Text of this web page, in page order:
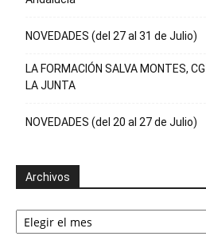
NOVEDADES (del 27 al 31 de Julio)
LA FORMACIÓN SALVA MONTES,
LA JUNTA
NOVEDADES (del 20 al 27 de Julio)
Archivos
Archivos